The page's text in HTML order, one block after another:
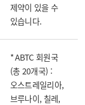
제약이 있을 수
있습니다.
* ABTC 회원국
(총 20개국) :
오스트레일리아,
브루나이, 칠레,